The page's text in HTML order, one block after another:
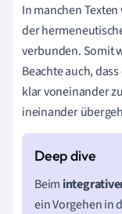
In manchen
der
verbunden. Somit
Beachte auch,
klar voneinander
ineinander
Beim
ein Vorgehen in